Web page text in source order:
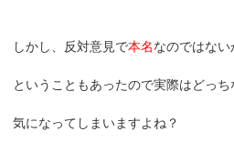
しかし、反対意見で本名なのではない
ということもあったので実際はどっち
気になってしまいますよね？